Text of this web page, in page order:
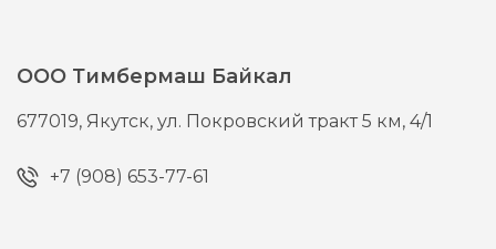
ООО Тимбермаш Байкал
677019, Якутск,ул. Покровский тракт 5 км, 4/1
+7 (908) 653-77-61